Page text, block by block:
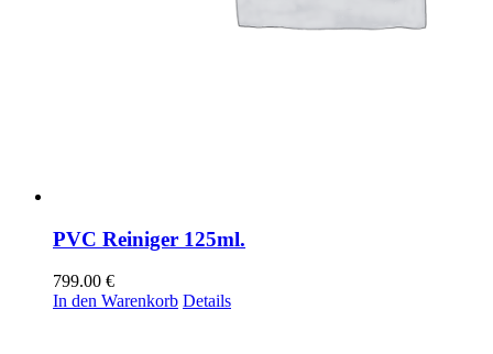
PVC Reiniger 125ml.
799.00 €
In den Warenkorb Details